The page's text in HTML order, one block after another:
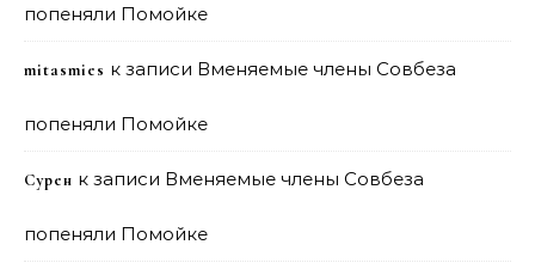
попеняли Помойке
mitasmies к записи Вменяемые члены Совбеза
попеняли Помойке
Сурен к записи Вменяемые члены Совбеза
попеняли Помойке